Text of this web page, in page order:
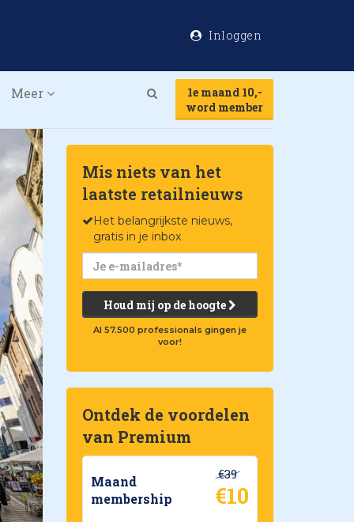
Inloggen
Meer
1e maand 10,-
word member
Mis niets van het
laatste retailnieuws
Het belangrijkste nieuws,
gratis in je inbox
Houd mij op de hoogte
Al 57.500 professionals gingen je
voor!
Ontdek de voordelen
van Premium
Maand
membership
€39
€10